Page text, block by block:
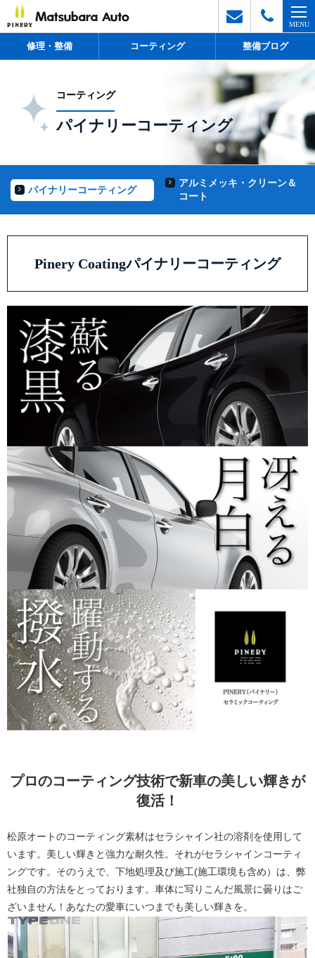
修理・整備 コーティング 整備ブログ
コーティング
パイナリーコーティング
パイナリーコーティング
アルミメッキ・クリーン＆
コート
Pinery Coatingパイナリーコーティング
プロのコーティング技術で新車の美しい輝きが
復活！
松原オートのコーティング素材はセラシャイン社の溶剤を使用して
います。 美しい輝きと強力な耐久性。それがセラシャインコーティ
ングです。 そのうえで、下地処理及び施工(施工環境も含め）は、弊
社独自の方法をとっております。車体に写りこんだ風景に曇りはご
ざいません！あなたの愛車にいつまでも美しい輝きを。